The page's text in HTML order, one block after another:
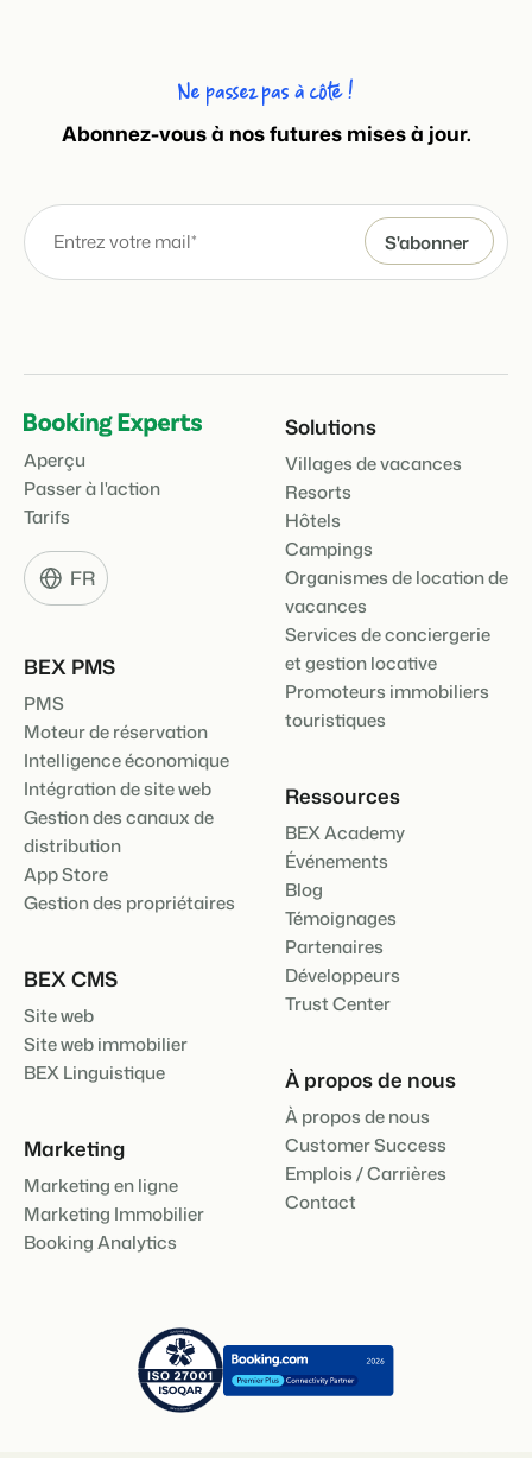
Ne passez pas à côté !
Abonnez-vous à nos futures mises à jour.
Aperçu
Passer à l'action
Tarifs
FR
BEX PMS
PMS
Moteur de réservation
Intelligence économique
Intégration de site web
Gestion des canaux de
distribution
App Store
Gestion des propriétaires
BEX CMS
Site web
Site web immobilier
BEX Linguistique
Marketing
Marketing en ligne
Marketing Immobilier
Booking Analytics
Solutions
Villages de vacances
Resorts
Hôtels
Campings
Organismes de location de
vacances
Services de conciergerie
et gestion locative
Promoteurs immobiliers
touristiques
Ressources
BEX Academy
Événements
Blog
Témoignages
Partenaires
Développeurs
Trust Center
À propos de nous
À propos de nous
Customer Success
Emplois / Carrières
Contact